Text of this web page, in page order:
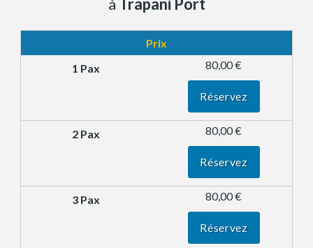
à Trapani Port
Prix
80,00 €
Réservez
80,00 €
Réservez
80,00 €
Réservez